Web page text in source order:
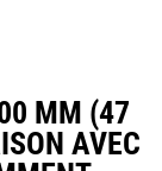
MM (47
AVEC